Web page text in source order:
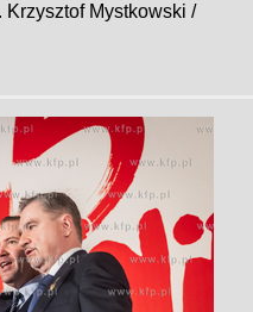
Krzysztof Mystkowski /